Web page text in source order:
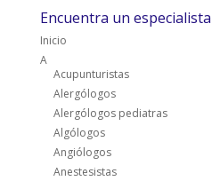
Encuentra un especialista
Inicio
A
Acupunturistas
Alergólogos
Alergólogos pediatras
Algólogos
Angiólogos
Anestesistas